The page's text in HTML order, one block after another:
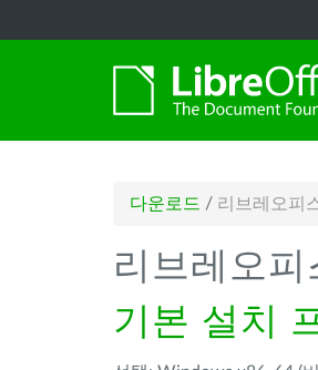
다운로드 / 리브레오피
리브레오피
기본 설치